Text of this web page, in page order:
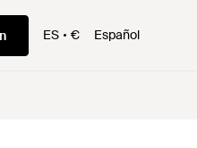
ES € Español